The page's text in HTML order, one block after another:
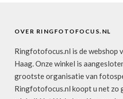
OVER RINGFOTOFOCUS.NL
Ringfotofocus.nl is de webshop
Haag. Onze winkel is
grootste organisatie van
Ringfotofocus.nl koopt u net zo